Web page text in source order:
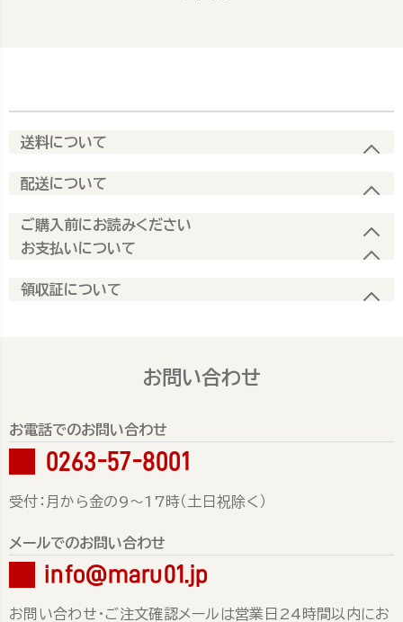
送料について
配送について
ご購入前にお読みください
お支払いについて
領収証について
お問い合わせ
お電話でのお問い合わせ
0263-57-8001
受付：月から金の9～17時（土日祝除く）
メールでのお問い合わせ
info@maru01.jp
お問い合わせ・ご注文確認メールは営業日24時間以内にお